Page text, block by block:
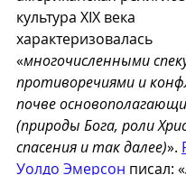
культура XIX века
характеризовалась
«многочисленными
противоречиями и
почве
(природы Бога, роли
спасения и так далее)».
Уолдо Эмерсон писал: «